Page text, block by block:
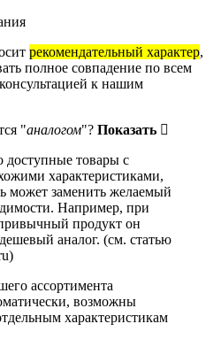
рекомендательный характер,
полное совпадение по всем
к нашим
"аналогом"? Показать
доступные товары с
характеристиками,
может заменить желаемый
Например, при
продукт он
аналог. (см. статью
)
ассортимента
возможны
характеристикам